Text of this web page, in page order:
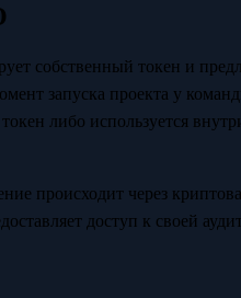
собственный токен и
запуска проекта у
либо используется
происходит через
доступ к своей